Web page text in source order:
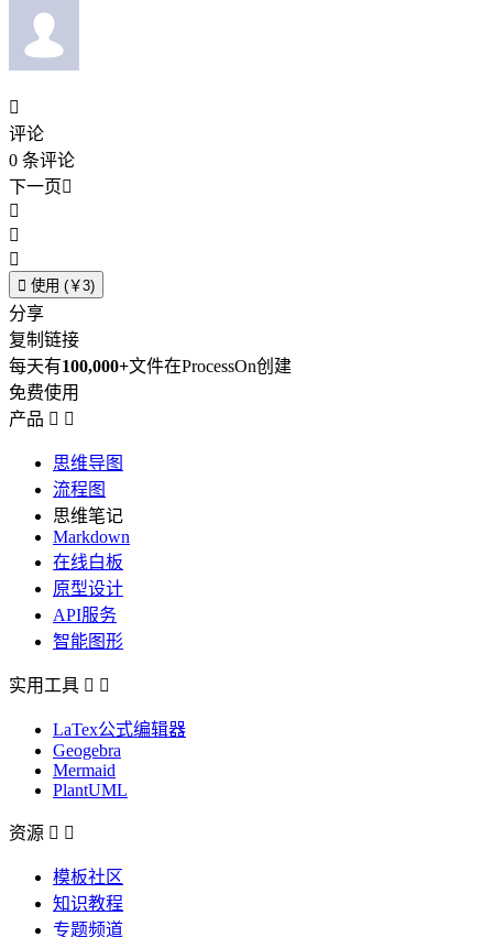

评论
0 条评论
下一页



 使用 (￥3)
分享
复制链接
每天有100,000+文件在ProcessOn创建
免费使用
产品  
思维导图
流程图
思维笔记
Markdown
在线白板
原型设计
API服务
智能图形
实用工具  
LaTex公式编辑器
Geogebra
Mermaid
PlantUML
资源  
模板社区
知识教程
专题频道